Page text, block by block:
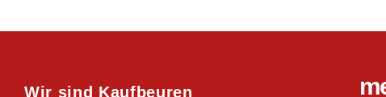
Wir sind Kaufbeuren